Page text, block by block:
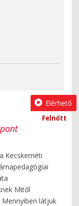
Kecskeméti
Mitől
Mennyiben látjuk
Elérhető
Felnőtt